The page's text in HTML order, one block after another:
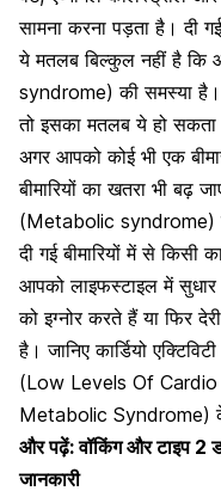
सामना करना पड़ता है। दी
ये मतलब बिल्कुल नहीं है कि
syndrome) की समस्या है।
तो इसका मतलब ये हो
अगर आपको कोई भी एक
बीमारियों का खतरा भी बढ़
(Metabolic syndrome)
दी गई बीमारियों में से किसी
आपको लाइफस्टाइल में
को इग्नोर करते हैं या फिर
है। जानिए कार्डियो
(Low Levels Of
Metabolic Syndrome)
और पढ़ें:वॉकिंग और टाइप 2
जानकारी